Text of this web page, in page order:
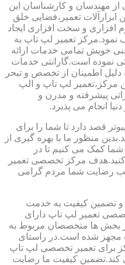
از مهندسان و کارشناسان این
ابزارآلات تعمیر،فضایی خلق
افزاری و سخت افزاری ایجاد
نمود.مرکز تعمیر لپ تاپ به
خویش تمامی خدمات ارائه
نموده است.گارانتی خدمات
دلیل اطمینان از تخصص و تبحر
مرکز،تعمیر لپ تاپ و الپ
پیشرفته و مدرن و
انجام می پذیرد.
قصد دارد تا شما را برای
منظور ما با بهره گیری از
شما کمک می کنیم تا در
مرکز تخصصی تعمیر
رضایت شما مردم گرامی
و تضمین کیفیت به خدمت
تعمیر لپ تاپ دارای
بخش ها متخصصان مربوط به
مجهز شده است.در راستای
برای تعمیر تخصصی لپ تاپ
کند.تضمین کیفیت ما رضایت